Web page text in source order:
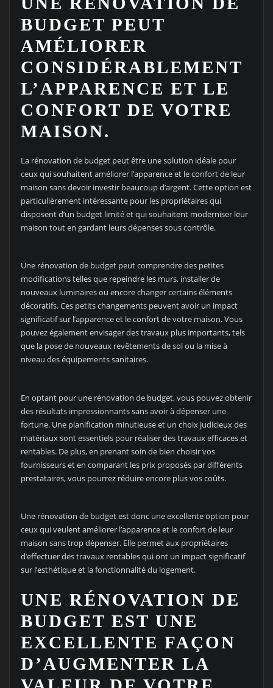
BUDGET PEUT
AMÉLIORER
CONSIDÉRABLEMENT
L’APPARENCE ET LE
CONFORT DE VOTRE
MAISON.
La rénovation de budget peut être une solution idéale pour
ceux qui souhaitent améliorer l’apparence et le confort de leur
maison sans devoir investir beaucoup d’argent. Cette option est
particulièrement intéressante pour les propriétaires qui
disposent d’un budget limité et qui souhaitent moderniser leur
maison tout en gardant leurs dépenses sous contrôle.
Une rénovation de budget peut comprendre des petites
modifications telles que repeindre les murs, installer de
nouveaux luminaires ou encore changer certains éléments
décoratifs. Ces petits changements peuvent avoir un impact
significatif sur l’apparence et le confort de votre maison. Vous
pouvez également envisager des travaux plus importants, tels
que la pose de nouveaux revêtements de sol ou la mise à
niveau des équipements sanitaires.
En optant pour une rénovation de budget, vous pouvez obtenir
des résultats impressionnants sans avoir à dépenser une
fortune. Une planification minutieuse et un choix judicieux des
matériaux sont essentiels pour réaliser des travaux efficaces et
rentables. De plus, en prenant soin de bien choisir vos
fournisseurs et en comparant les prix proposés par différents
prestataires, vous pourrez réduire encore plus vos coûts.
Une rénovation de budget est donc une excellente option pour
ceux qui veulent améliorer l’apparence et le confort de leur
maison sans trop dépenser. Elle permet aux propriétaires
d’effectuer des travaux rentables qui ont un impact significatif
sur l’esthétique et la fonctionnalité du logement.
UNE RÉNOVATION DE
BUDGET EST UNE
EXCELLENTE FAÇON
D’AUGMENTER LA